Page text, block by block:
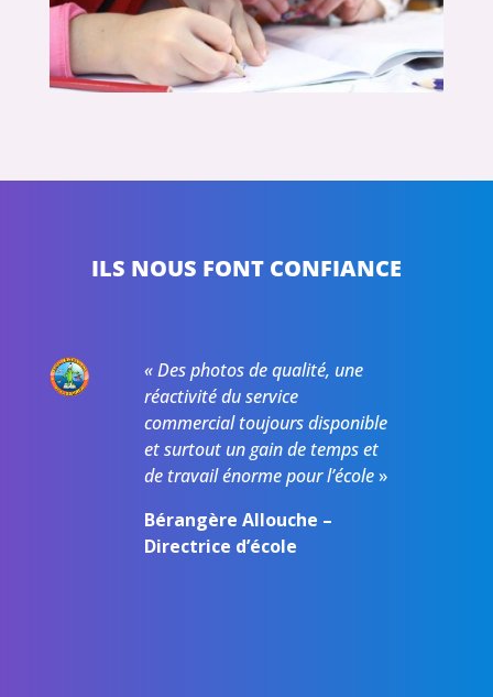
ILS NOUS FONT CONFIANCE
«Des photos de qualité, une
réactivité du service
commercial toujours disponible
et surtout un gain de temps et
de travail énorme pour l’école»
Bérangère Allouche –
Directrice d’école